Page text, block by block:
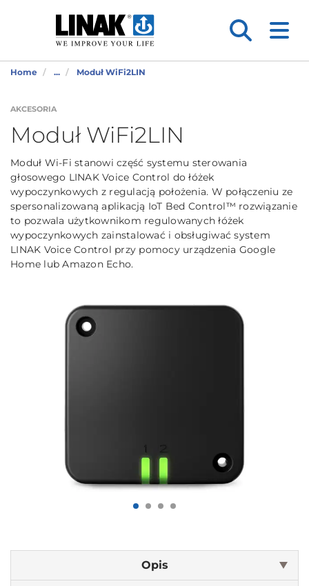
Home ... Moduł WiFi2LIN
AKCESORIA
Moduł WiFi2LIN
Moduł Wi-Fi stanowi część systemu sterowania
głosowego LINAK Voice Control do łóżek
wypoczynkowych z regulacją położenia. W połączeniu ze
spersonalizowaną aplikacją IoT Bed Control™ rozwiązanie
to pozwala użytkownikom regulowanych łóżek
wypoczynkowych zainstalować i obsługiwać system
LINAK Voice Control przy pomocy urządzenia Google
Home lub Amazon Echo.
Opis